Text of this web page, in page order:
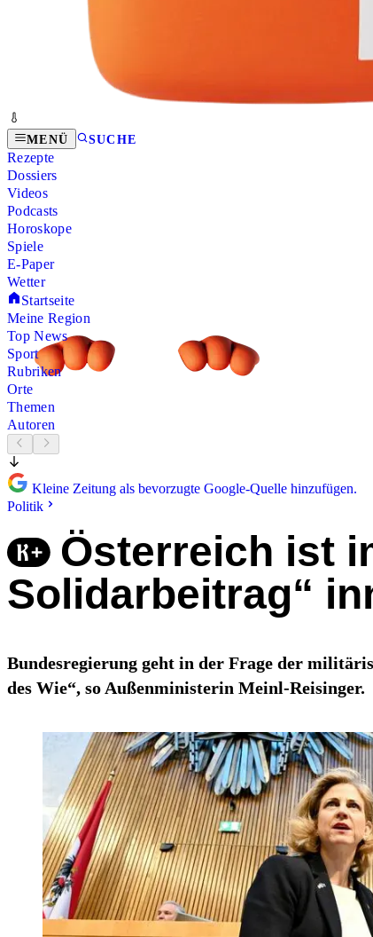
MENÜ SUCHE
Rezepte
Dossiers
Videos
Podcasts
Horoskope
Spiele
E-Paper
Wetter
Startseite
Meine Region
Top News
Sport
Rubriken
Orte
Themen
Autoren
Kleine Zeitung als bevorzugte Google-Quelle hinzufügen.
Politik
Österreich ist
Solidarbeitrag“
Bundesregierung geht in der Frage der
des Wie“, so Außenministerin Meinl-Reisinger.